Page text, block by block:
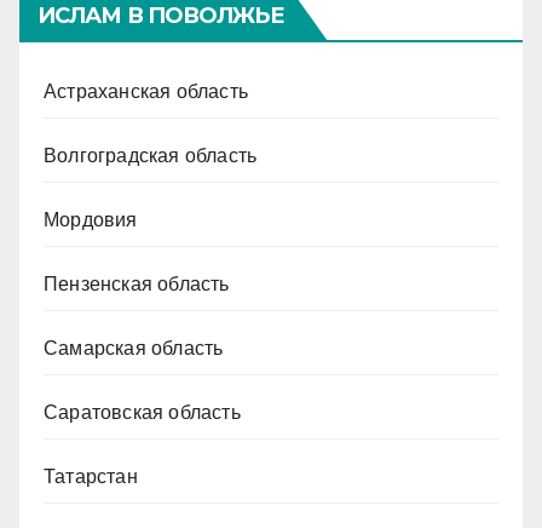
ИСЛАМ В ПОВОЛЖЬЕ
Астраханская область
Волгоградская область
Мордовия
Пензенская область
Самарская область
Саратовская область
Татарстан